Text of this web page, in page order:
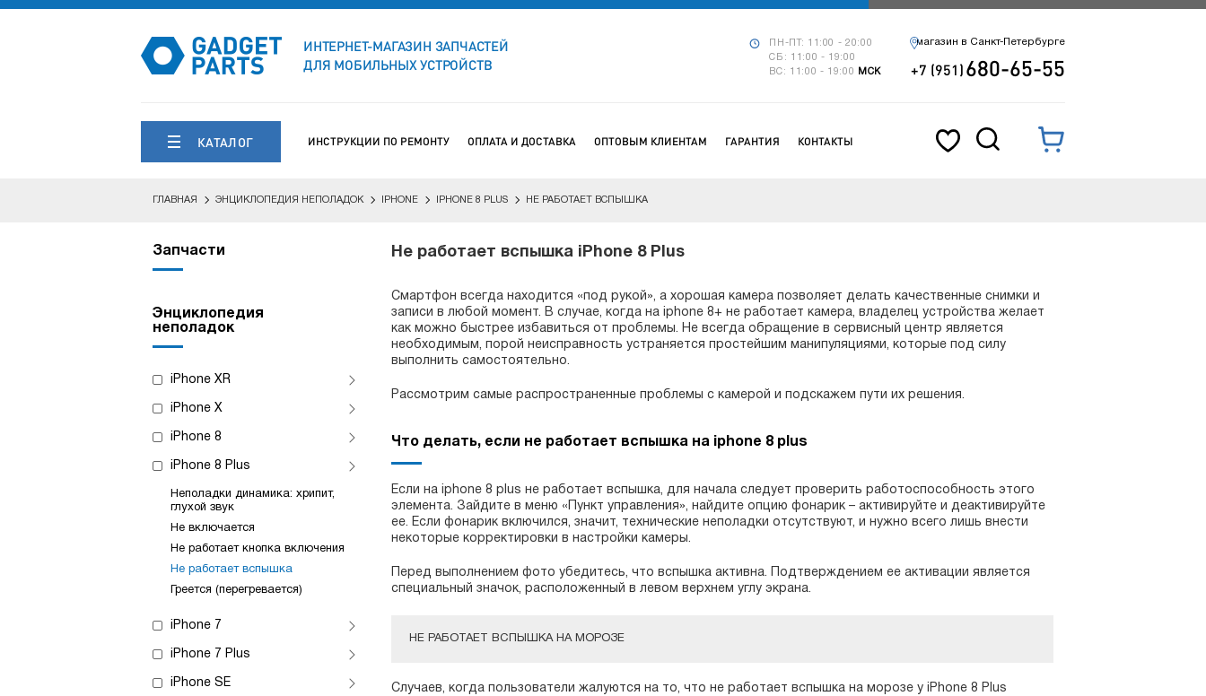
ИНТЕРНЕТ-МАГАЗИН ЗАПЧАСТЕЙ
ДЛЯ МОБИЛЬНЫХ УСТРОЙСТВ
ПН-ПТ: 11:00 - 20:00
СБ: 11:00 - 19:00
ВС: 11:00 - 19:00
МСК
магазин в Санкт-Петербурге
+7 (951)680-65-55
КАТАЛОГ ИНСТРУКЦИИ ПО РЕМОНТУ ОПЛАТА И ДОСТАВКА ОПТОВЫМ КЛИЕНТАМ ГАРАНТИЯ КОНТАКТЫ
ГЛАВНАЯ ЭНЦИКЛОПЕДИЯ НЕПОЛАДОК IPHONE IPHONE 8 PLUS НЕ РАБОТАЕТ ВСПЫШКА
Запчасти
Энциклопедия
неполадок
iPhone XR
iPhone X
iPhone 8
iPhone 8 Plus
Неполадки динамика: хрипит,
глухой звук
Не включается
Не работает кнопка включения
Не работает вспышка
Греется (перегревается)
iPhone 7
iPhone 7 Plus
iPhone SE
Не работает вспышка iPhone 8 Plus
Смартфон всегда находится «под рукой», а хорошая камера позволяет делать качественные снимки и
записи в любой момент. В случае, когда на iphone 8+ не работает камера, владелец устройства желает
как можно быстрее избавиться от проблемы. Не всегда обращение в сервисный центр является
необходимым, порой неисправность устраняется простейшим манипуляциями, которые под силу
выполнить самостоятельно.
Рассмотрим самые распространенные проблемы с камерой и подскажем пути их решения.
Что делать, если не работает вспышка на iphone 8 plus
Если на iphone 8 plus не работает вспышка, для начала следует проверить работоспособность этого
элемента. Зайдите в меню «Пункт управления», найдите опцию фонарик – активируйте и деактивируйте
ее. Если фонарик включился, значит, технические неполадки отсутствуют, и нужно всего лишь внести
некоторые корректировки в настройки камеры.
Перед выполнением фото убедитесь, что вспышка активна. Подтверждением ее активации является
специальный значок, расположенный в левом верхнем углу экрана.
НЕ РАБОТАЕТ ВСПЫШКА НА МОРОЗЕ
Случаев, когда пользователи жалуются на то, что не работает вспышка на морозе у iPhone 8 Plus